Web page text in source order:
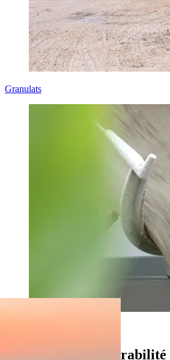
Granulats
Durabilité